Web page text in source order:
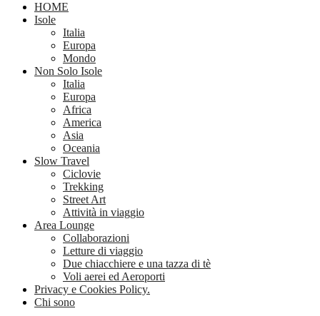
HOME
Isole
Italia
Europa
Mondo
Non Solo Isole
Italia
Europa
Africa
America
Asia
Oceania
Slow Travel
Ciclovie
Trekking
Street Art
Attività in viaggio
Area Lounge
Collaborazioni
Letture di viaggio
Due chiacchiere e una tazza di tè
Voli aerei ed Aeroporti
Privacy e Cookies Policy.
Chi sono